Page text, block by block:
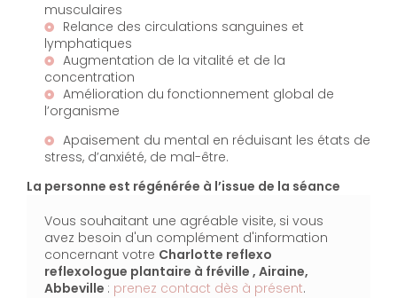
musculaires
Relance des circulations sanguines et
lymphatiques
Augmentation de la vitalité et de la
concentration
Amélioration du fonctionnement global de
l’organisme
Apaisement du mental en réduisant les états de
stress, d’anxiété, de mal-être.
La personne est régénérée à l’issue de la séance
Vous souhaitant une agréable visite, si vous
avez besoin d'un complément d'information
concernant votre Charlotte reflexo
reflexologue plantaire à fréville , Airaine,
Abbeville : prenez contact dès à présent.